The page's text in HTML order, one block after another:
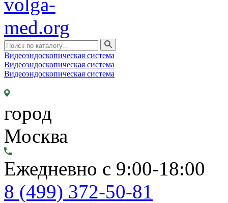
Видеоэндоскопическая система
Видеоэндоскопическая система
Видеоэндоскопическая система
город
Москва
Ежедневно с 9:00-18:00
8 (499) 372-50-81